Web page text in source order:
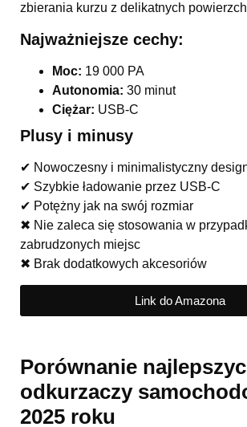
zbierania kurzu z delikatnych
Najważniejsze cechy:
Moc: 19 000 PA
Autonomia: 30 minut
Ciężar: USB-C
Plusy i minusy
✔ Nowoczesny i minimalistyczny
✔ Szybkie ładowanie przez USB-C
✔ Potężny jak na swój rozmiar
✖ Nie zaleca się stosowania w
zabrudzonych miejsc
✖ Brak dodatkowych akcesoriów
Link do Amazona
Porównanie
odkurzaczy
2025 roku